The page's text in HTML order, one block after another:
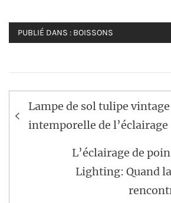
PUBLIÉ DANS : BOISSONS
Navigation
de
l’article
Lampe de sol tulipe vintage
intemporelle de l’éclairage
L’éclairage de
Lighting: Quand